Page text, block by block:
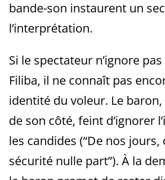
bande-son instaurent un
l’interprétation.
Si le spectateur n’ignore
Filiba, il ne connaît pas
identité du voleur. Le baron,
de son côté, feint d’ignorer
les candides (“De nos jours,
sécurité nulle part”). À la